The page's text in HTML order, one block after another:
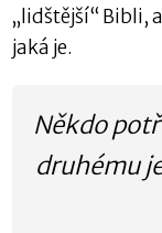
„lidštější“ Bibli,
jaká je.
Někdo
druhému